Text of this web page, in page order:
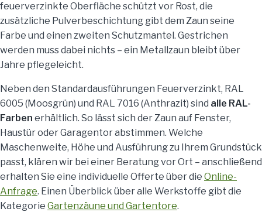
feuerverzinkte Oberfläche schützt vor Rost, die
zusätzliche Pulverbeschichtung gibt dem Zaun seine
Farbe und einen zweiten Schutzmantel. Gestrichen
werden muss dabei nichts – ein Metallzaun bleibt über
Jahre pflegeleicht.
Neben den Standardausführungen Feuerverzinkt, RAL
6005 (Moosgrün) und RAL 7016 (Anthrazit) sind alle RAL-
Farben erhältlich. So lässt sich der Zaun auf Fenster,
Haustür oder Garagentor abstimmen. Welche
Maschenweite, Höhe und Ausführung zu Ihrem Grundstück
passt, klären wir bei einer Beratung vor Ort – anschließend
erhalten Sie eine individuelle Offerte über die Online-
Anfrage. Einen Überblick über alle Werkstoffe gibt die
Kategorie Gartenzäune und Gartentore.